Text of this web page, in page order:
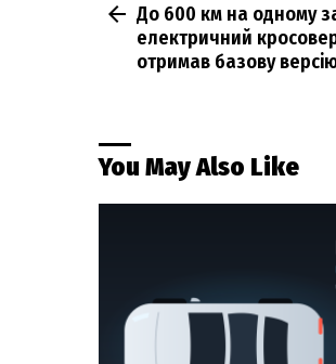
moreДо 600 км на одному
електричний
отримав базову
You May Also Like